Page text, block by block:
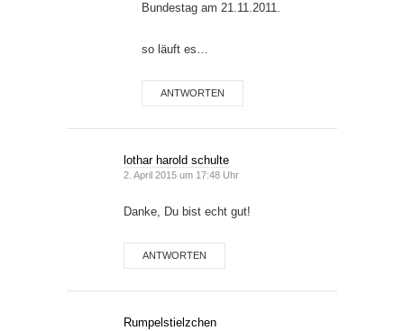
Bundestag am 21.11.2011.
so läuft es…
ANTWORTEN
lothar harold schulte
2. April 2015 um 17:48 Uhr
Danke, Du bist echt gut!
ANTWORTEN
Rumpelstielzchen